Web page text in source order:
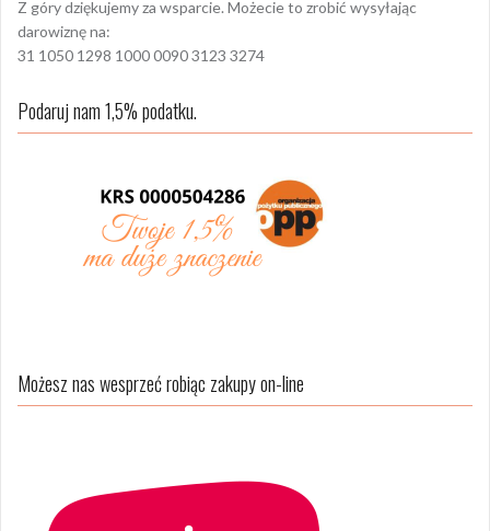
Z góry dziękujemy za wsparcie. Możecie to zrobić wysyłając
darowiznę na:
31 1050 1298 1000 0090 3123 3274
Podaruj nam 1,5% podatku.
Możesz nas wesprzeć robiąc zakupy on-line